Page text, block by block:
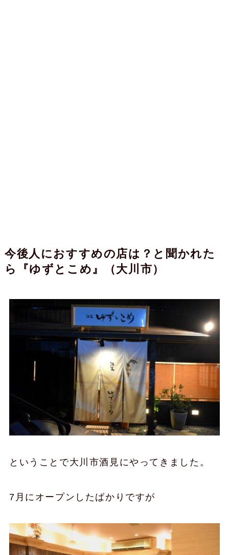
今後人におすすめの店は？と聞かれた
ら『ゆずとこめ』（大川市）
ということで大川市酒見にやってきました。
7月にオープンしたばかりですが